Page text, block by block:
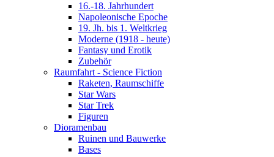
16.-18. Jahrhundert
Napoleonische Epoche
19. Jh. bis 1. Weltkrieg
Moderne (1918 - heute)
Fantasy und Erotik
Zubehör
Raumfahrt - Science Fiction
Raketen, Raumschiffe
Star Wars
Star Trek
Figuren
Dioramenbau
Ruinen und Bauwerke
Bases